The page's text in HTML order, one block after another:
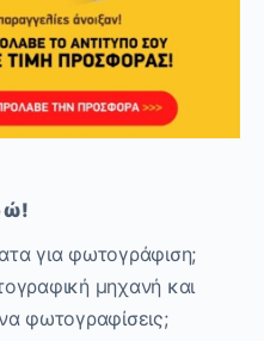
για φωτογράφιση;
μηχανή και
φωτογραφίσεις;